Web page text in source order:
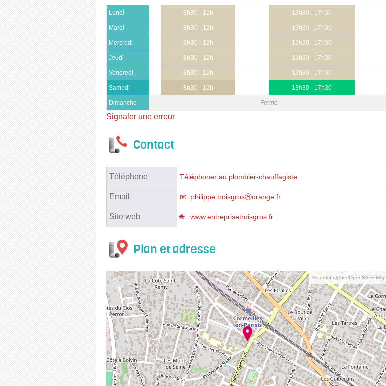
Lundi 8h30 - 12h 13h30 - 17h30
Mardi 8h30 - 12h 13h30 - 17h30
Mercredi 8h30 - 12h 13h30 - 17h30
Jeudi 8h30 - 12h 13h30 - 17h30
Vendredi 8h30 - 12h 13h30 - 17h30
Samedi 8h30 - 12h 13h30 - 17h30
Dimanche Fermé
Signaler une erreur
Contact
Téléphone Téléphoner au plombier-chauffagiste
Email philippe.troisgrosⓐorange.fr
Site web www.entreprisetroisgros.fr
Plan et adresse
© contributeurs OpenStreetMap